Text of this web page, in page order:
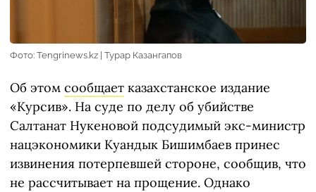
Фото: Tengrinews.kz | Турар Казангапов
Об этом сообщает казахстанское издание
«Курсив». На суде по делу об убийстве
Салтанат Нукеновой подсудимый экс-министр
нацэкономики Куандык Бишимбаев принес
извинения потерпевшей стороне, сообщив, что
не рассчитывает на прощение. Однако